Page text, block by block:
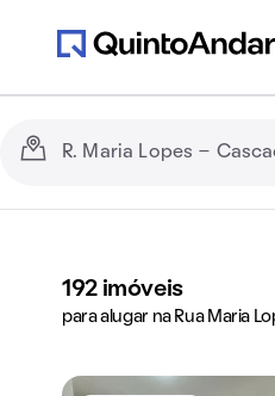
192 imóveis
para alugar na Rua Maria